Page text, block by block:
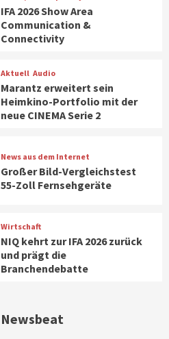
IFA 2026 Show Area
Communication &
Connectivity
Aktuell Audio
Marantz erweitert sein
Heimkino-Portfolio mit der
neue CINEMA Serie 2
News aus dem Internet
Großer Bild-Vergleichstest
55-Zoll Fernsehgeräte
Wirtschaft
NIQ kehrt zur IFA 2026 zurück
und prägt die
Branchendebatte
CHERRY baut Vertriebsteam
Newsbeat